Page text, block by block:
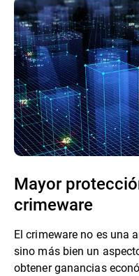
Mayor
crimeware
El crimeware no es una
sino más bien un
obtener ganancias